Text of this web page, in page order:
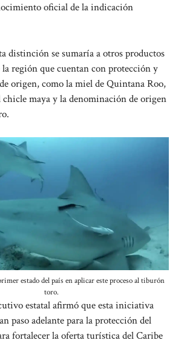
oficial de la indicación
distinción se sumaría a otros productos
la región que cuentan con protección y
origen, como la miel de Quintana Roo,
chicle maya y la denominación de origen
estado del país en aplicar este proceso al tiburón
toro.
estatal afirmó que esta iniciativa
paso adelante para la protección del
fortalecer la oferta turística del Caribe